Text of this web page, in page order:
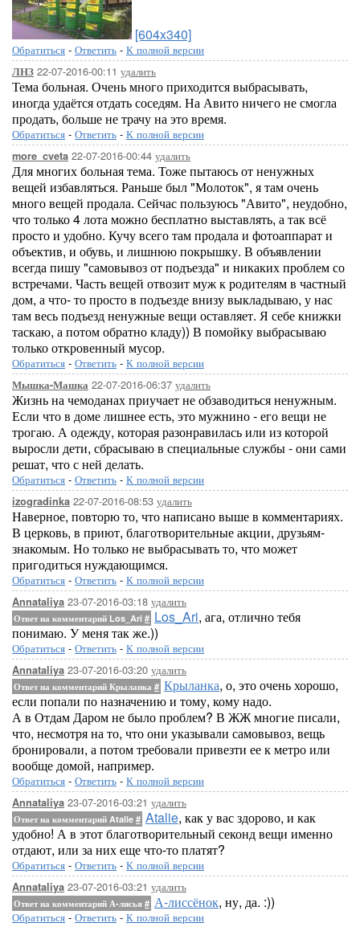
[604x340]
Обратиться - Ответить - К полной версии
ЛНЗ 22-07-2016-00:11 удалить
Тема больная. Очень много приходится выбрасывать,
иногда удаётся отдать соседям. На Авито ничего не смогла
продать, больше не трачу на это время.
Обратиться - Ответить - К полной версии
more_cveta 22-07-2016-00:44 удалить
Для многих больная тема. Тоже пытаюсь от ненужных
вещей избавляться. Раньше был "Молоток", я там очень
много вещей продала. Сейчас пользуюсь "Авито", неудобно,
что только 4 лота можно бесплатно выставлять, а так всё
просто и удобно. Кучу всего там продала и фотоаппарат и
объектив, и обувь, и лишнюю покрышку. В объявлении
всегда пишу "самовывоз от подъезда" и никаких проблем со
встречами. Часть вещей отвозит муж к родителям в частный
дом, а что- то просто в подъезде внизу выкладываю, у нас
там весь подъезд ненужные вещи оставляет. Я себе книжки
таскаю, а потом обратно кладу)) В помойку выбрасываю
только откровенный мусор.
Обратиться - Ответить - К полной версии
Мышка-Машка 22-07-2016-06:37 удалить
Жизнь на чемоданах приучает не обзаводиться ненужным.
Если что в доме лишнее есть, это мужнино - его вещи не
трогаю. А одежду, которая разонравилась или из которой
выросли дети, сбрасываю в специальные службы - они сами
решат, что с ней делать.
Обратиться - Ответить - К полной версии
izogradinka 22-07-2016-08:53 удалить
Наверное, повторю то, что написано выше в комментариях.
В церковь, в приют, благотворительные акции, друзьям-
знакомым. Но только не выбрасывать то, что может
пригодиться нуждающимся.
Обратиться - Ответить - К полной версии
Annataliya 23-07-2016-03:18 удалить
Ответ на комментарий Los_Ari # Los_Ari, ага, отлично тебя
понимаю. У меня так же.))
Обратиться - Ответить - К полной версии
Annataliya 23-07-2016-03:20 удалить
Ответ на комментарий Крыланка # Крыланка, о, это очень хорошо,
если попали по назначению и тому, кому надо.
А в Отдам Даром не было проблем? В ЖЖ многие писали,
что, несмотря на то, что они указывали самовывоз, вещь
бронировали, а потом требовали привезти ее к метро или
вообще домой, например.
Обратиться - Ответить - К полной версии
Annataliya 23-07-2016-03:21 удалить
Ответ на комментарий Atalie # Atalie, как у вас здорово, и как
удобно! А в этот благотворительный секонд вещи именно
отдают, или за них еще что-то платят?
Обратиться - Ответить - К полной версии
Annataliya 23-07-2016-03:21 удалить
Ответ на комментарий А-лисья # А-лиссёнок, ну, да. :))
Обратиться - Ответить - К полной версии